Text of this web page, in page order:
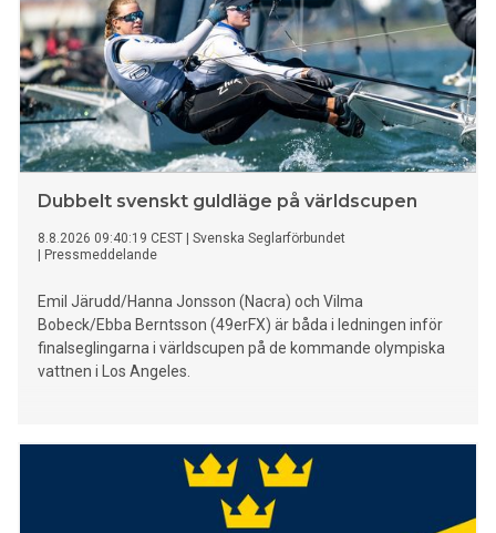
Dubbelt svenskt guldläge på världscupen
8.8.2026 09:40:19 CEST
Svenska Seglarförbundet
Pressmeddelande
Emil Järudd/Hanna Jonsson (Nacra) och Vilma
Bobeck/Ebba Berntsson (49erFX) är båda i ledningen inför
finalseglingarna i världscupen på de kommande olympiska
vattnen i Los Angeles.